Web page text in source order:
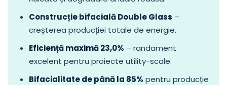
Construcție bifacială Double Glass –
creșterea producției totale de energie.
Eficiență maximă 23,0% – randament
excelent pentru proiecte utility-scale.
Bifacialitate de până la 85% pentru producție